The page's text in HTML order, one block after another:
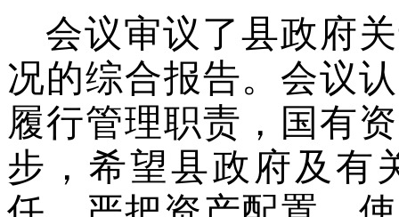
会议审议了县政府
况的综合报告。会议
履行管理职责，国有
步，希望县政府及有